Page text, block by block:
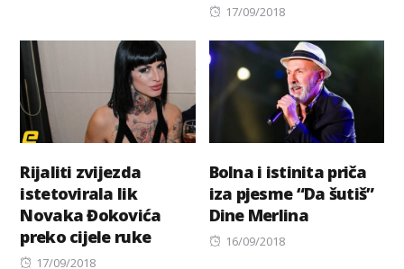
Posted
17/09/2018
Rijaliti zvijezda
istetovirala lik
Novaka Đokovića
preko cijele ruke
Posted
17/09/2018
Bolna i istinita priča
iza pjesme “Da šutiš”
Dine Merlina
Posted
16/09/2018